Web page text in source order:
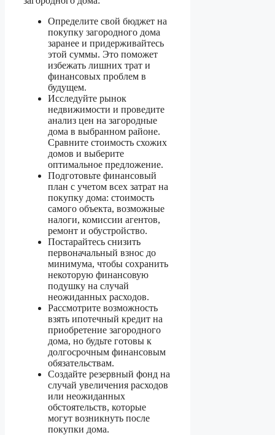
Определите свой бюджет на
покупку загородного дома
заранее и придерживайтесь
этой суммы. Это поможет
избежать лишних трат и
финансовых проблем в
будущем.
Исследуйте рынок
недвижимости и проведите
анализ цен на загородные
дома в выбранном районе.
Сравните стоимость схожих
домов и выберите
оптимальное предложение.
Подготовьте финансовый
план с учетом всех затрат на
покупку дома: стоимость
самого объекта, возможные
налоги, комиссии агентов,
ремонт и обустройство.
Постарайтесь снизить
первоначальный взнос до
минимума, чтобы сохранить
некоторую финансовую
подушку на случай
неожиданных расходов.
Рассмотрите возможность
взять ипотечный кредит на
приобретение загородного
дома, но будьте готовы к
долгосрочным финансовым
обязательствам.
Создайте резервный фонд на
случай увеличения расходов
или неожиданных
обстоятельств, которые
могут возникнуть после
покупки дома.